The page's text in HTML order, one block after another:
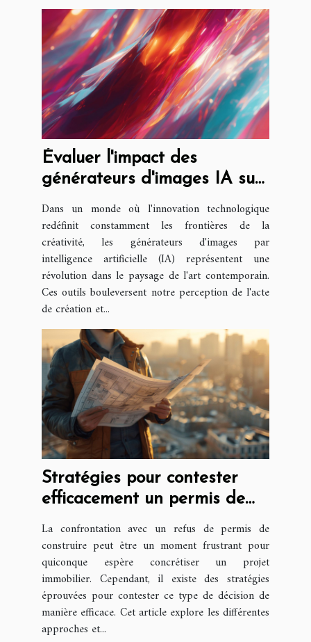
Évaluer l'impact des
générateurs d'images IA sur
Dans un monde où l'innovation technologique
redéfinit constamment les frontières de la
créativité, les générateurs d'images par
intelligence artificielle (IA) représentent une
révolution dans le paysage de l'art contemporain.
Ces outils bouleversent notre perception de l'acte
de création et...
Stratégies pour contester
efficacement un permis de
La confrontation avec un refus de permis de
construire peut être un moment frustrant pour
quiconque espère concrétiser un projet
immobilier. Cependant, il existe des stratégies
éprouvées pour contester ce type de décision de
manière efficace. Cet article explore les différentes
approches et...